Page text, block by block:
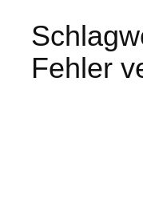
Fehler